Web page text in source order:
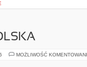
MOŻLIWOŚĆ